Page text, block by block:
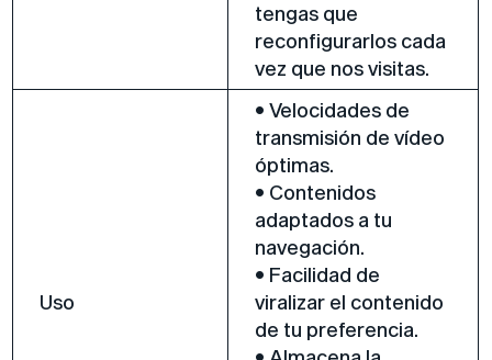
tengas que
reconfigurarlos cada
vez que nos visitas.
Uso
• Velocidades de
transmisión de vídeo
óptimas.
• Contenidos
adaptados a tu
navegación.
• Facilidad de
viralizar el contenido
de tu preferencia.